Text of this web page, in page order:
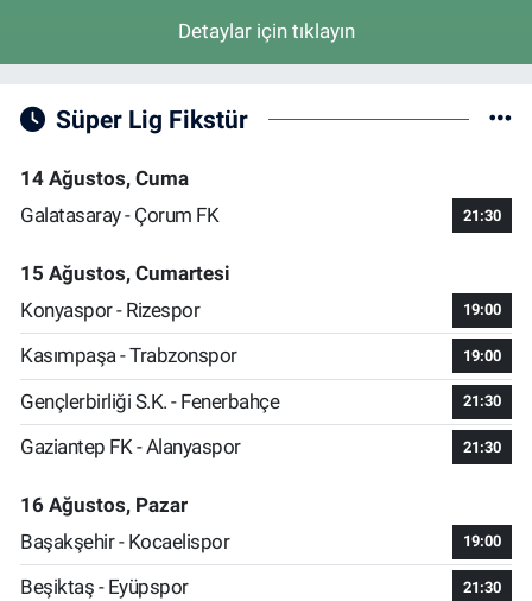
Detaylar için tıklayın
Süper Lig Fikstür
14 Ağustos, Cuma
Galatasaray - Çorum FK
21:30
15 Ağustos, Cumartesi
Konyaspor - Rizespor
19:00
Kasımpaşa - Trabzonspor 19:00
Gençlerbirliği S.K. - Fenerbahçe 21:30
Gaziantep FK - Alanyaspor 21:30
16 Ağustos, Pazar
Başakşehir - Kocaelispor
19:00
Beşiktaş - Eyüpspor 21:30